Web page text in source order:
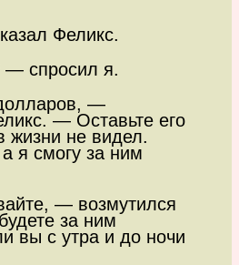
Феликс.
— спросил я.
—
— Оставьте его
жизни не видел.
я смогу за ним
— возмутился
за ним
вы с утра и до ночи